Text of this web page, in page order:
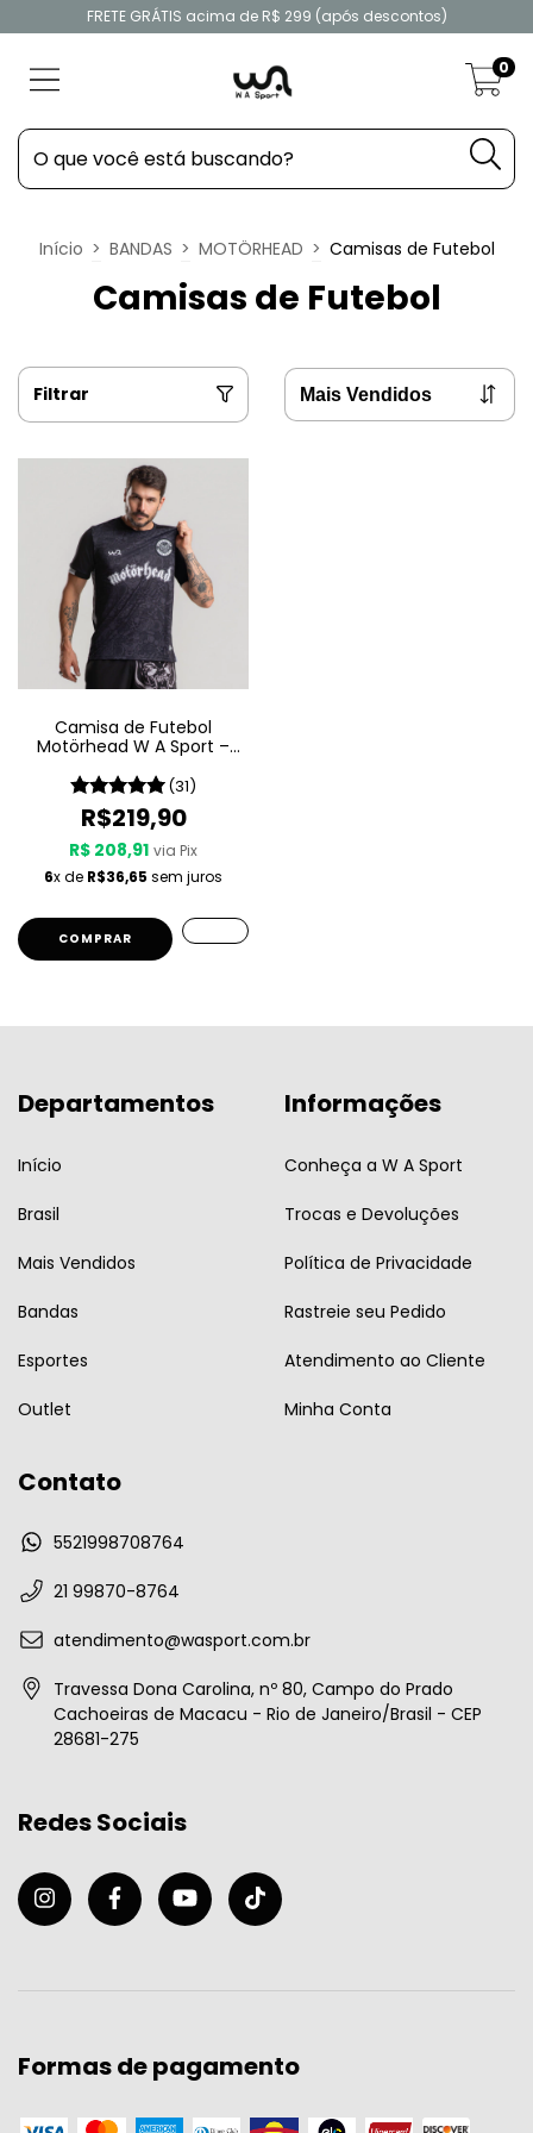
FRETE GRÁTIS acima de R$ 299 (após descontos)
0
Início > BANDAS > MOTÖRHEAD > Camisas de Futebol
Camisas de Futebol
Filtrar
Camisa de Futebol
Motörhead W A Sport –
(31)
R$219,90
R$ 208,91 via Pix
6x de R$36,65 sem juros
COMPRAR
Departamentos
Início
Brasil
Mais Vendidos
Bandas
Esportes
Outlet
Informações
Conheça a W A Sport
Trocas e Devoluções
Política de Privacidade
Rastreie seu Pedido
Atendimento ao Cliente
Minha Conta
Contato
5521998708764
21 99870-8764
atendimento@wasport.com.br
Travessa Dona Carolina, nº 80, Campo do Prado
Cachoeiras de Macacu - Rio de Janeiro/Brasil - CEP
28681-275
Redes Sociais
Formas de pagamento